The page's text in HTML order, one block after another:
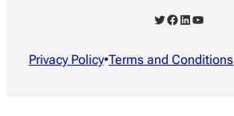
X Facebook LinkedIn YouTube
Privacy Policy•Terms and Conditions